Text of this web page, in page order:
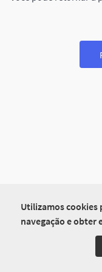
Utilizamos cookies
navegação e obter